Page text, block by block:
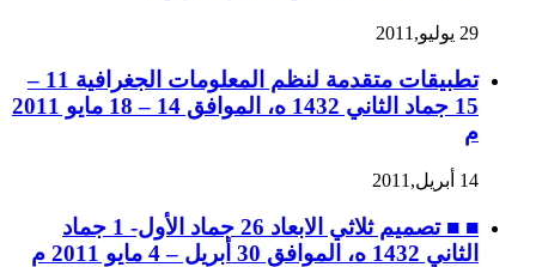
29 يوليو,2011
تطبيقات متقدمة لنظم المعلومات الجغرافية 11 –
15 جماد الثاني 1432 ه، الموافق 14 – 18 مايو 2011
م
14 أبريل,2011
■ ■ تصميم ثلاثي الابعاد 26 جماد الأول- 1 جماد
الثاني 1432 ه، الموافق 30 أبريل – 4 مايو 2011 م